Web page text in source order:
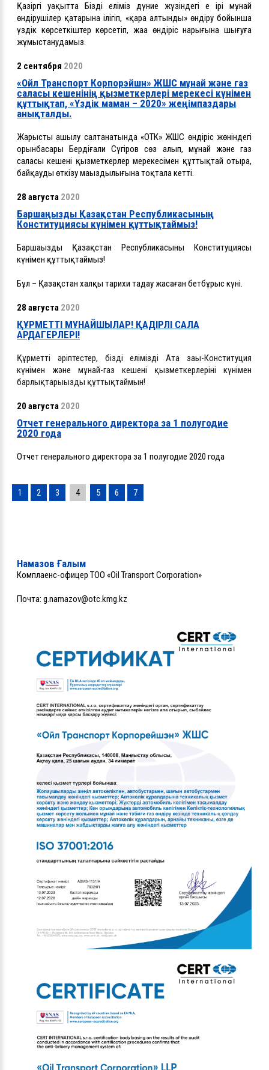
Қазіргі уақытта Біздің еліміз дүние жүзіндегі ең ірі мұнай
өндірушілер қатарына ілігіп, «қара алтынды» өндіру бойынша
үздiк көрсеткiштер көрсетіп, жаңа өндіріс нарығына шығуға
жұмыстанудамыз.
2 сентября 2020
«Ойл Транспорт Корпорэйшн» ЖШС мұнай және газ
саласы кешенінің қызметкерлері мерекесі күнімен
құттықтап, «Үздік маман – 2020» жеңімпаздары
анықталды.
Жарыстың ашылу салтанатында «ОТК» ЖШС өндіріс жөніндегі
орынбасары Бердіғали Сүгіров сөз алып, мұнай және газ
саласы кешені қызметкерлер мерекесімен құттықтай отыра,
байқаудың өткізу маңыздылығына тоқтала кетті.
28 августа 2020
Баршаңызды Қазақстан Республикасының
Конституциясы күнімен құттықтаймыз!
Баршаңызды Қазақстан Республикасының Конституциясы
күнімен құттықтаймыз!
Бұл – Қазақстан халқы тарихи таңдау жасаған бетбұрыс күні.
28 августа 2020
ҚҰРМЕТТІ МҰНАЙШЫЛАР! ҚАДІРЛІ САЛА
АРДАГЕРЛЕРІ!
Құрметті әріптестер, біздің еліміздің Ата заңы-Конституция
күнімен және мұнай-газ кешені қызметкерлерінің күнімен
барлықтарыңызды құттықтаймын!
20 августа 2020
Отчет генерального директора за 1 полугодие
2020 года
Отчет генерального директора за 1 полугодие 2020 года
1 2 3 4 5 6 7
Намазов Ғалым
Комплаенс-офицер ТОО «Oil Transport Corporation»
Почта: g.namazov@otc.kmg.kz